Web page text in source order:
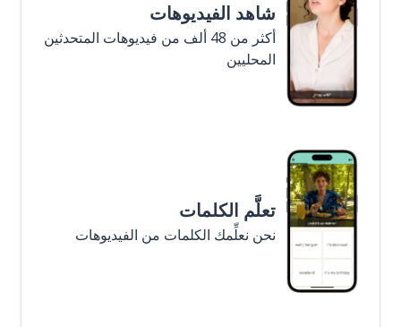
شاهد الفيديوهات
أكثر من 48 ألف من فيديوهات المتحدثين
المحليين
تعلَّم الكلمات
نحن نعلِّمك الكلمات من الفيديوهات